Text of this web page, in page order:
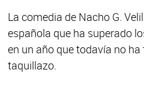
La comedia de Nacho G.
española que ha superado
en un año que todavía no
taquillazo.